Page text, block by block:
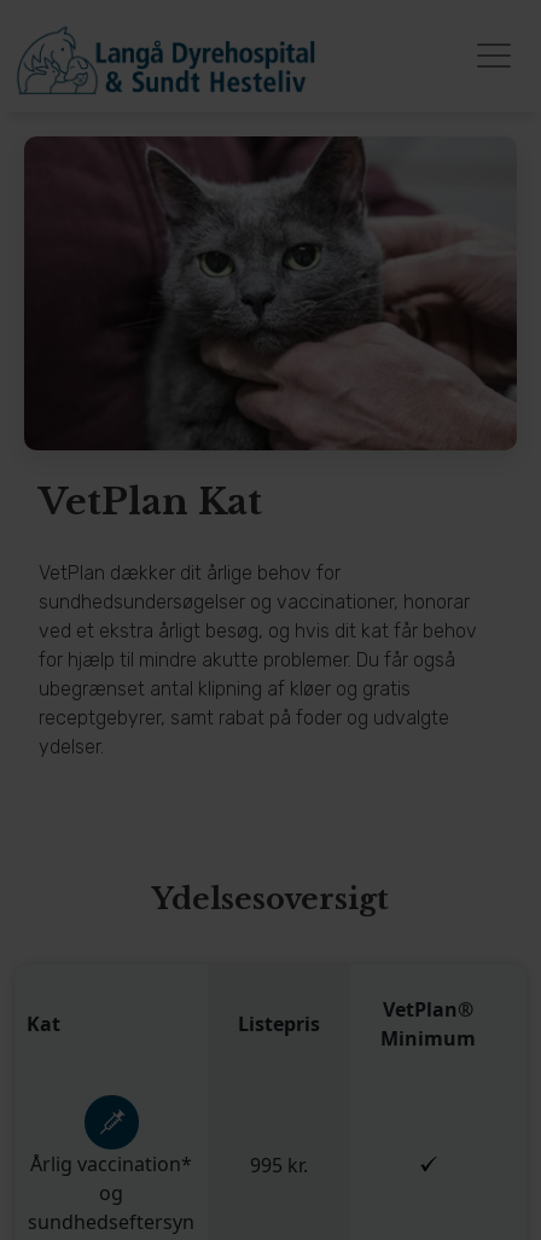
VetPlan Kat
VetPlan dækker dit årlige behov for
sundhedsundersøgelser og vaccinationer, honorar
ved et ekstra årligt besøg, og hvis dit kat får behov
for hjælp til mindre akutte problemer. Du får også
ubegrænset antal klipning af kløer og gratis
receptgebyrer, samt rabat på foder og udvalgte
ydelser.
Ydelsesoversigt
Kat Listepris
VetPlan®
Minimum
Årlig vaccination*
og
sundhedseftersyn
995 kr.